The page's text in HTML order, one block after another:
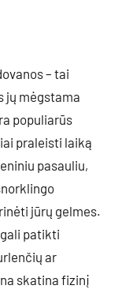
– tai
jų mėgstama
populiarūs
praleisti laiką
pasauliu,
jūrų gelmes.
patikti
ar
skatina fizinį